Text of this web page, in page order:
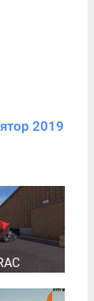
Скачать мод Беспилотный Case IH Autonomous v1.1 для Фермер Симулятор 2019